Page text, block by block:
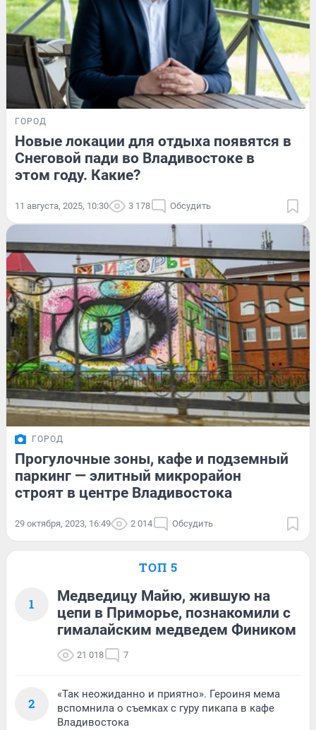
ГОРОД
Новые локации для отдыха появятся в
Снеговой пади во Владивостоке в
этом году. Какие?
11 августа, 2025, 10:30 3 178 Обсудить
ГОРОД
Прогулочные зоны, кафе и подземный
паркинг — элитный микрорайон
строят в центре Владивостока
29 октября, 2023, 16:49 2 014 Обсудить
ТОП 5
1
Медведицу Майю, жившую на
цепи в Приморье, познакомили с
гималайским медведем Фиником
21 018 7
2
«Так неожиданно и приятно». Героиня мема
вспомнила о съемках с гуру пикапа в кафе
Владивостока